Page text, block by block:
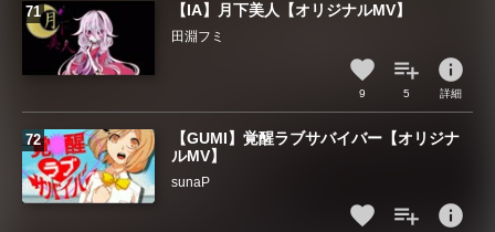
【IA】月下美人【オリジナルMV】
田淵フミ
9 5
info
詳細
【GUMI】覚醒ラブサバイバー【オリジナ
ルMV】
sunaP
info